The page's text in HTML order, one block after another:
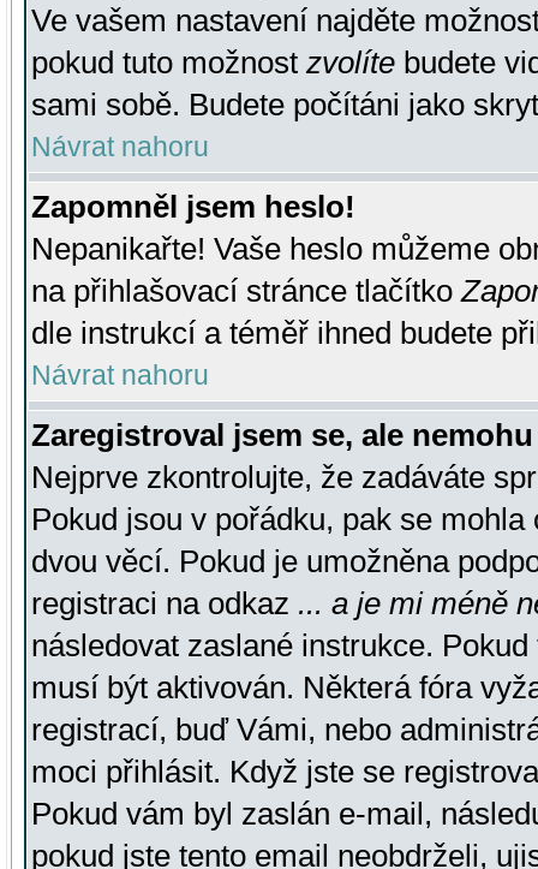
Ve vašem nastavení najděte
pokud tuto možnost zvolíte budete
sami sobě. Budete počítáni jako
Návrat nahoru
Zapomněl jsem heslo!
Nepanikařte! Vaše heslo můžeme
na přihlašovací stránce tlačítko
dle instrukcí a téměř ihned budete
Návrat nahoru
Zaregistroval jsem se, ale
Nejprve zkontrolujte, že zadáváte
Pokud jsou v pořádku, pak se
dvou věcí. Pokud je umožněna
registraci na odkaz ... a je mi méně
následovat zaslané instrukce.
musí být aktivován. Některá fóra
registrací, buď Vámi, nebo
moci přihlásit. Když jste se
Pokud vám byl zaslán e-mail,
pokud jste tento email neobdrželi,